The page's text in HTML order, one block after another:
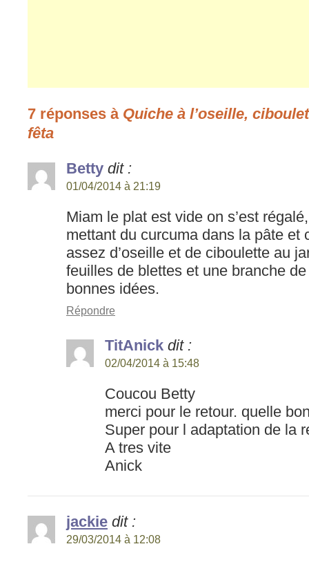
7 réponses à Quiche à l’oseille,
fêta
Betty dit :
01/04/2014 à 21:19
Miam le plat est vide on s’est
mettant du curcuma dans la pâte et
assez d’oseille et de ciboulette au
feuilles de blettes et une branche
bonnes idées.
Répondre
TitAnick dit :
02/04/2014 à 15:48
Coucou Betty
merci pour le retour. quelle
Super pour l adaptation de la
A tres vite
Anick
jackie dit :
29/03/2014 à 12:08